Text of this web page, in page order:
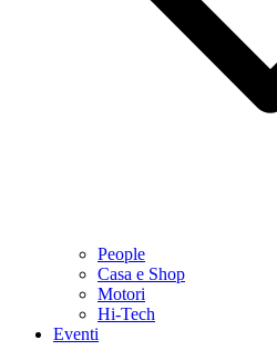
People
Casa e Shop
Motori
Hi-Tech
Eventi